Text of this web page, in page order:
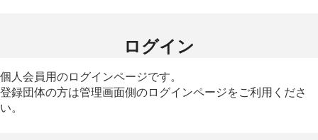
ログイン
個人会員用のログインページです。
登録団体の方は管理画面側のログインページをご利用くださ
い。